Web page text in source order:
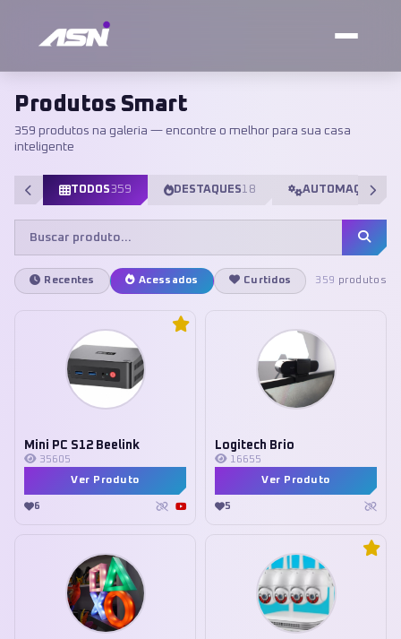
Produtos Smart
359 produtos na galeria — encontre o melhor para sua casa
inteligente
TODOS359 DESTAQUES18 AUTOMAÇÃO
Recentes Acessados Curtidos 359 produtos
Mini PC S12 Beelink
35605
Ver Produto
6
Logitech Brio
16655
Ver Produto
5